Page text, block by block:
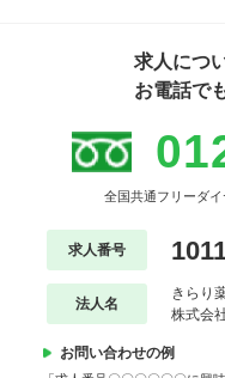
求人につ
お電話で
全国共通フリーダ
求人番号
法人名
きらり
株式会
お問い合わせの例